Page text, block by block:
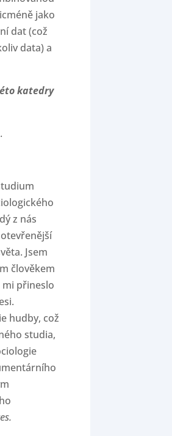
jako
dat (což
data) a
katedry
z nás
Jsem
člověkem
přineslo
hudby, což
studia,